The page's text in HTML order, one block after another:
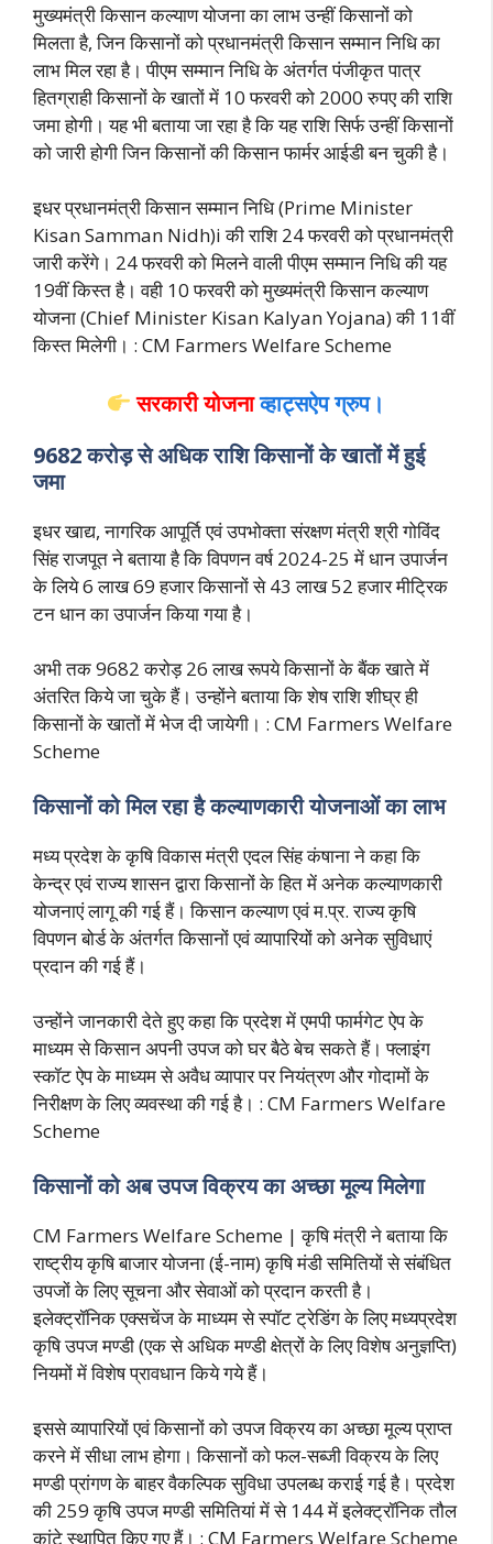
मुख्यमंत्री किसान कल्याण योजना का लाभ उन्हीं किसानों को
मिलता है, जिन किसानों को प्रधानमंत्री किसान सम्मान निधि का
लाभ मिल रहा है। पीएम सम्मान निधि के अंतर्गत पंजीकृत पात्र
हितग्राही किसानों के खातों में 10 फरवरी को 2000 रुपए की राशि
जमा होगी। यह भी बताया जा रहा है कि यह राशि सिर्फ उन्हीं किसानों
को जारी होगी जिन किसानों की किसान फार्मर आईडी बन चुकी है।
इधर प्रधानमंत्री किसान सम्मान निधि (Prime Minister
Kisan Samman Nidh)i की राशि 24 फरवरी को प्रधानमंत्री
जारी करेंगे। 24 फरवरी को मिलने वाली पीएम सम्मान निधि की यह
19वीं किस्त है। वही 10 फरवरी को मुख्यमंत्री किसान कल्याण
योजना (Chief Minister Kisan Kalyan Yojana) की 11वीं
किस्त मिलेगी। : CM Farmers Welfare Scheme
सरकारी योजनाव्हाट्सऐप ग्रुप।
9682 करोड़ से अधिक राशि किसानों के खातों में हुई
जमा
इधर खाद्य, नागरिक आपूर्ति एवं उपभोक्ता संरक्षण मंत्री श्री गोविंद
सिंह राजपूत ने बताया है कि विपणन वर्ष 2024-25 में धान उपार्जन
के लिये 6 लाख 69 हजार किसानों से 43 लाख 52 हजार मीट्रिक
टन धान का उपार्जन किया गया है।
अभी तक 9682 करोड़ 26 लाख रूपये किसानों के बैंक खाते में
अंतरित किये जा चुके हैं। उन्होंने बताया कि शेष राशि शीघ्र ही
किसानों के खातों में भेज दी जायेगी। : CM Farmers Welfare
Scheme
किसानों को मिल रहा है कल्याणकारी योजनाओं का लाभ
मध्य प्रदेश के कृषि विकास मंत्री एदल सिंह कंषाना ने कहा कि
केन्द्र एवं राज्य शासन द्वारा किसानों के हित में अनेक कल्याणकारी
योजनाएं लागू की गई हैं। किसान कल्याण एवं म.प्र. राज्य कृषि
विपणन बोर्ड के अंतर्गत किसानों एवं व्यापारियों को अनेक सुविधाएं
प्रदान की गई हैं।
उन्होंने जानकारी देते हुए कहा कि प्रदेश में एमपी फार्मगेट ऐप के
माध्यम से किसान अपनी उपज को घर बैठे बेच सकते हैं। फ्लाइंग
स्कॉट ऐप के माध्यम से अवैध व्यापार पर नियंत्रण और गोदामों के
निरीक्षण के लिए व्यवस्था की गई है। : CM Farmers Welfare
Scheme
किसानों को अब उपज विक्रय का अच्छा मूल्य मिलेगा
CM Farmers Welfare Scheme | कृषि मंत्री ने बताया कि
राष्ट्रीय कृषि बाजार योजना (ई-नाम) कृषि मंडी समितियों से संबंधित
उपजों के लिए सूचना और सेवाओं को प्रदान करती है।
इलेक्ट्रॉनिक एक्सचेंज के माध्यम से स्पॉट ट्रेडिंग के लिए मध्यप्रदेश
कृषि उपज मण्डी (एक से अधिक मण्डी क्षेत्रों के लिए विशेष अनुज्ञप्ति)
नियमों में विशेष प्रावधान किये गये हैं।
इससे व्यापारियों एवं किसानों को उपज विक्रय का अच्छा मूल्य प्राप्त
करने में सीधा लाभ होगा। किसानों को फल-सब्जी विक्रय के लिए
मण्डी प्रांगण के बाहर वैकल्पिक सुविधा उपलब्ध कराई गई है। प्रदेश
की 259 कृषि उपज मण्डी समितियां में से 144 में इलेक्ट्रॉनिक तौल
कांटेस्थापित किए गए हैं। : CM Farmers Welfare Scheme